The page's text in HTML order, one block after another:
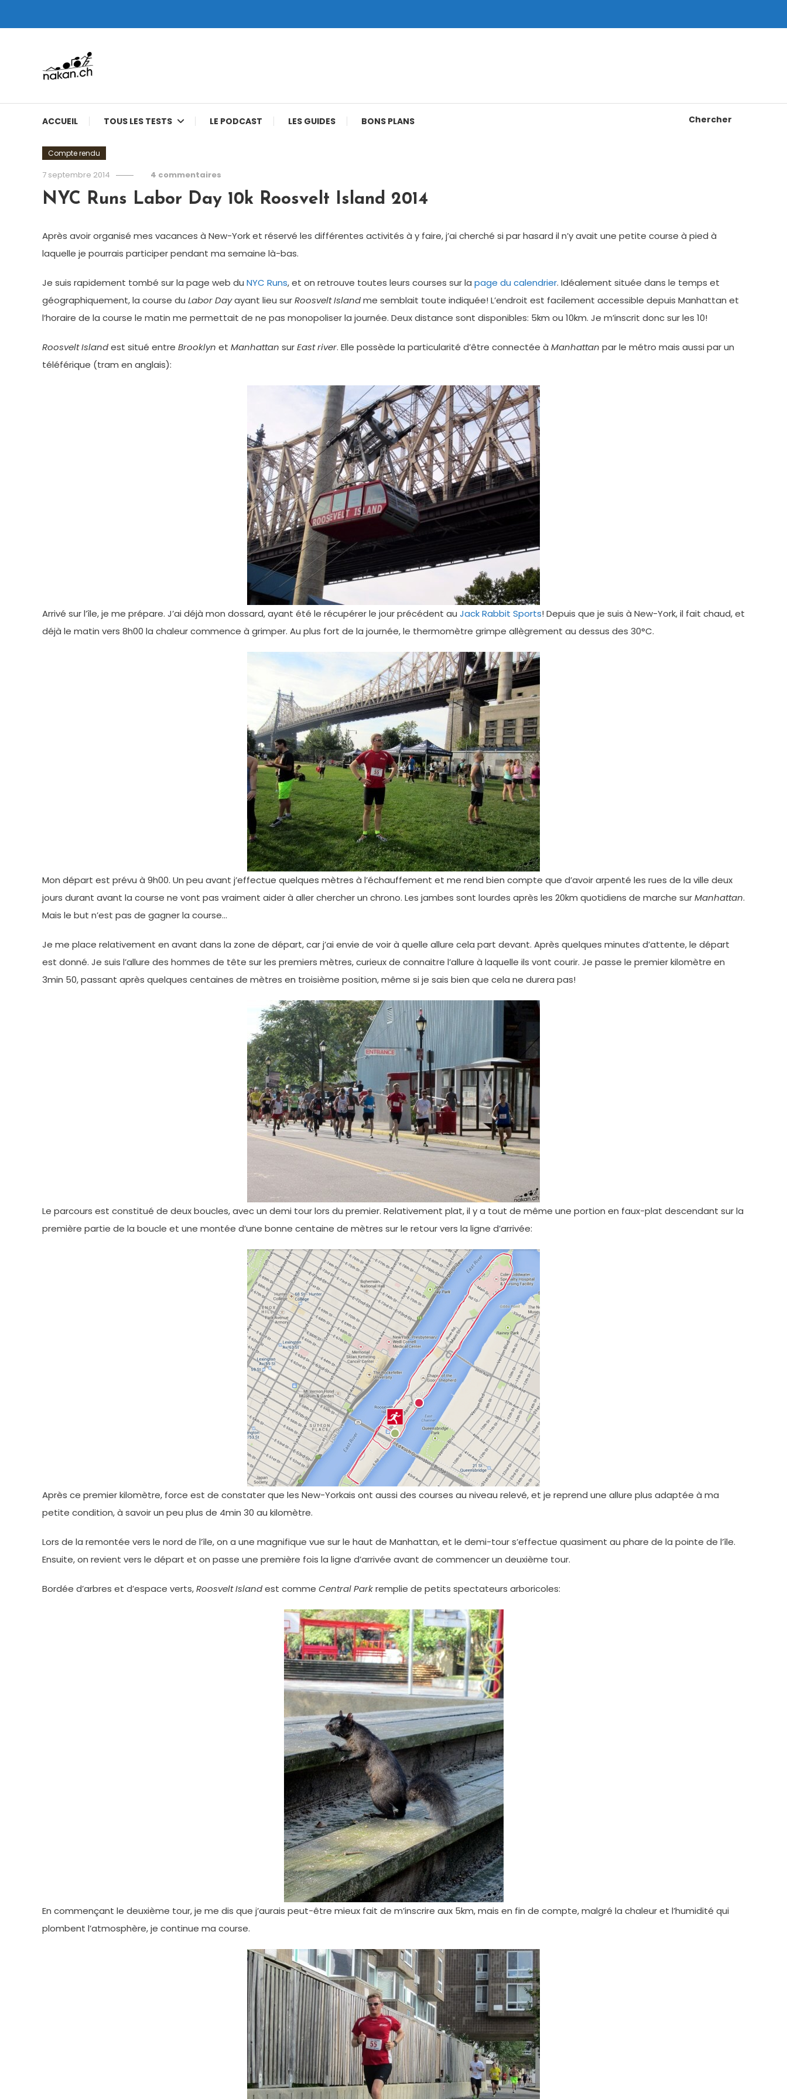
ACCUEIL TOUS LES TESTS LE PODCAST LES GUIDES BONS PLANS Chercher
Compte rendu
7 septembre 2014 4 commentaires
NYC Runs Labor Day 10k Roosvelt Island 2014
Après avoir organisé mes vacances à New-York et réservé les différentes activités à y faire, j’ai cherché si par hasard il n’y avait une petite course à pied à
laquelle je pourrais participer pendant ma semaine là-bas.
Je suis rapidement tombé sur la page web du NYC Runs, et on retrouve toutes leurs courses sur la page du calendrier. Idéalement située dans le temps et
géographiquement, la course du Labor Dayayant lieu surRoosvelt Islandme semblait toute indiquée! L’endroit est facilement accessible depuis Manhattan et
l’horaire de la course le matin me permettait de ne pas monopoliser la journée. Deux distance sont disponibles: 5km ou 10km. Je m’inscrit donc sur les 10!
Roosvelt Islandest situé entre Brooklyn et Manhattan surEast river. Elle possède la particularité d’être connectée à Manhattan par le métro mais aussi par un
téléférique (tram en anglais):
Arrivé sur l’île, je me prépare. J’ai déjà mon dossard, ayant été le récupérer le jour précédent au Jack Rabbit Sports! Depuis que je suis à New-York, il fait chaud, et
déjà le matin vers 8h00 la chaleur commence à grimper. Au plus fort de la journée, le thermomètre grimpe allègrement au dessus des 30°C.
Mon départ est prévu à 9h00. Un peu avant j’effectue quelques mètres à l’échauffement et me rend bien compte que d’avoir arpenté les rues de la ville deux
jours durant avant la course ne vont pas vraiment aider à aller chercher un chrono. Les jambes sont lourdes après les 20km quotidiens de marche surManhattan.
Mais le but n’est pas de gagner la course…
Je me place relativement en avant dans la zone de départ, car j’ai envie de voir à quelle allure cela part devant. Après quelques minutes d’attente, le départ
est donné. Je suis l’allure des hommes de tête sur les premiers mètres, curieux de connaitre l’allure à laquelle ils vont courir. Je passe le premier kilomètre en
3min 50, passant après quelques centaines de mètres en troisième position, même si je sais bien que cela ne durera pas!
Le parcours est constitué de deux boucles, avec un demi tour lors du premier. Relativement plat, il y a tout de même une portion en faux-plat descendant sur la
première partie de la boucle et une montée d’une bonne centaine de mètres sur le retour vers la ligne d’arrivée:
Après ce premier kilomètre, force est de constater que les New-Yorkais ont aussi des courses au niveau relevé, et je reprend une allure plus adaptée à ma
petite condition, à savoir un peu plus de 4min 30 au kilomètre.
Lors de la remontée vers le nord de l’île, on a une magnifique vue sur le haut de Manhattan, et le demi-tour s’effectue quasiment au phare de la pointe de l’île.
Ensuite, on revient vers le départ et on passe une première fois la ligne d’arrivée avant de commencer un deuxième tour.
Bordée d’arbres et d’espace verts,Roosvelt Islandest comme Central Parkremplie de petits spectateurs arboricoles:
En commençant le deuxième tour, je me dis que j’aurais peut-être mieux fait de m’inscrire aux 5km, mais en fin de compte, malgré la chaleur et l’humidité qui
plombent l’atmosphère, je continue ma course.